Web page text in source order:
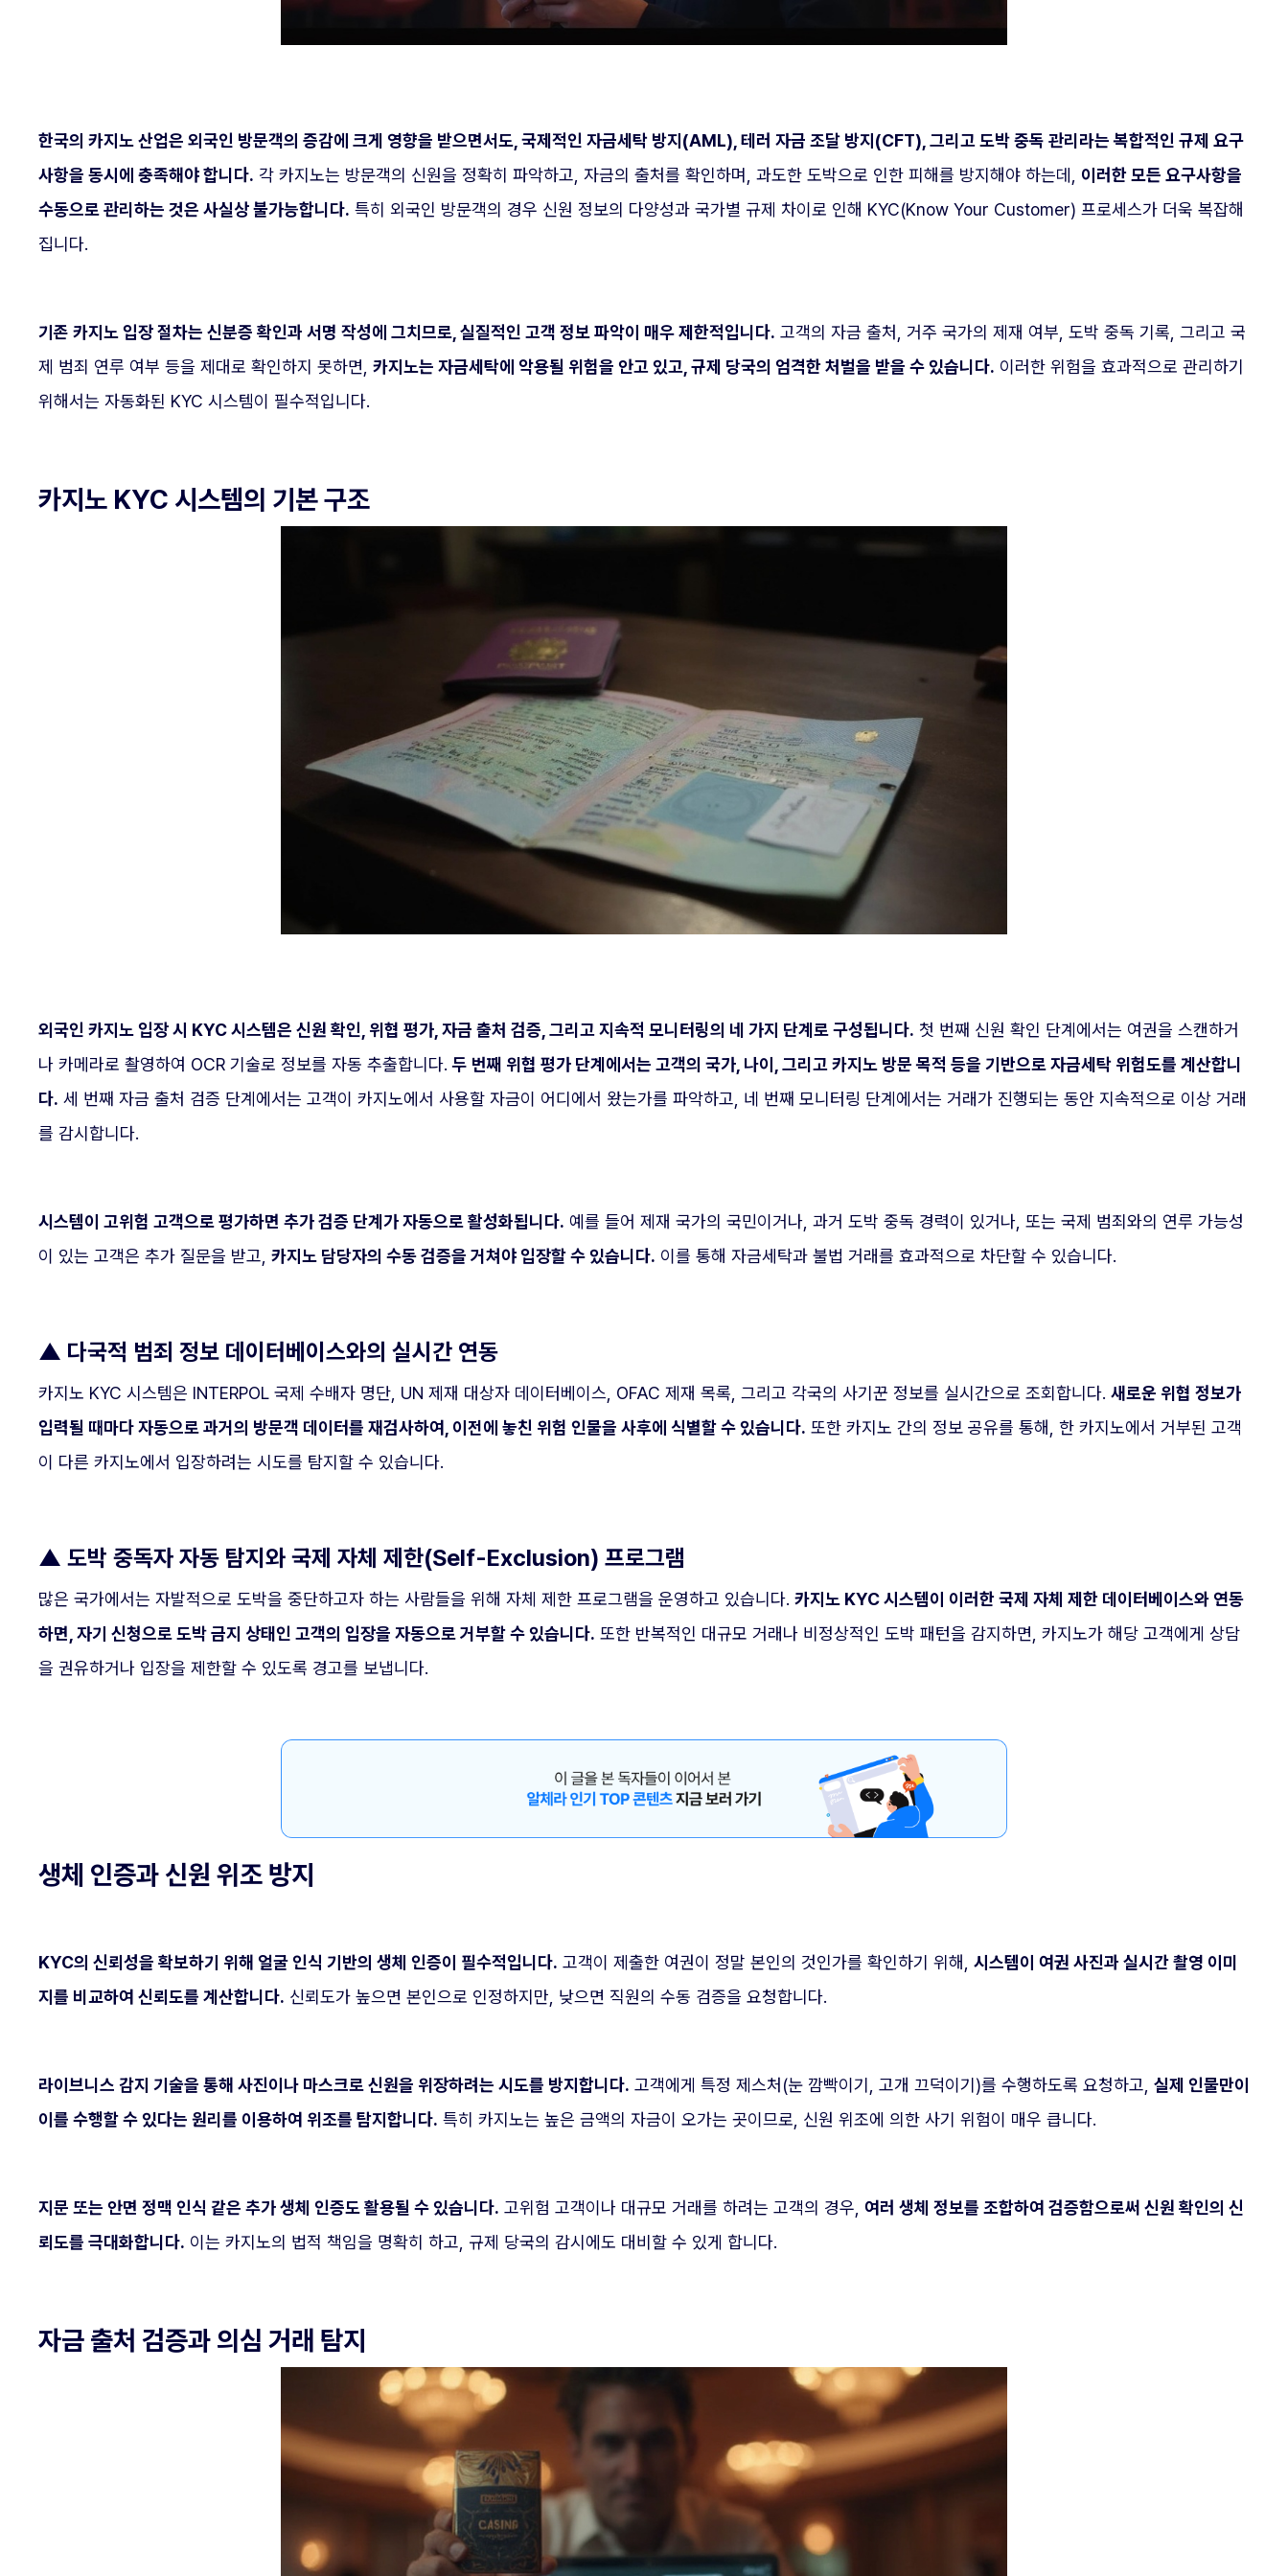
한국의 카지노 산업은 외국인 방문객의 증감에 크게 영향을 받으면서도, 국제적인 자금세탁 방지(AML), 테러 자금 조달 방지(CFT), 그리고 도박 중독 관리라는 복합적인 규제 요구
사항을 동시에 충족해야 합니다. 각 카지노는 방문객의 신원을 정확히 파악하고, 자금의 출처를 확인하며, 과도한 도박으로 인한 피해를 방지해야 하는데, 이러한 모든 요구사항을
수동으로 관리하는 것은 사실상 불가능합니다. 특히 외국인 방문객의 경우 신원 정보의 다양성과 국가별 규제 차이로 인해 KYC(Know Your Customer) 프로세스가 더욱 복잡해
집니다.
기존 카지노 입장 절차는 신분증 확인과 서명 작성에 그치므로, 실질적인 고객 정보 파악이 매우 제한적입니다. 고객의 자금 출처, 거주 국가의 제재 여부, 도박 중독 기록, 그리고 국
제 범죄 연루 여부 등을 제대로 확인하지 못하면, 카지노는 자금세탁에 악용될 위험을 안고 있고, 규제 당국의 엄격한 처벌을 받을 수 있습니다. 이러한 위험을 효과적으로 관리하기
위해서는 자동화된 KYC 시스템이 필수적입니다.
카지노 KYC 시스템의 기본 구조
외국인 카지노 입장 시 KYC 시스템은 신원 확인, 위협 평가, 자금 출처 검증, 그리고 지속적 모니터링의 네 가지 단계로 구성됩니다. 첫 번째 신원 확인 단계에서는 여권을 스캔하거
나 카메라로 촬영하여 OCR 기술로 정보를 자동 추출합니다.두 번째 위협 평가 단계에서는 고객의 국가, 나이, 그리고 카지노 방문 목적 등을 기반으로 자금세탁 위험도를 계산합니
다. 세 번째 자금 출처 검증 단계에서는 고객이 카지노에서 사용할 자금이 어디에서 왔는가를 파악하고, 네 번째 모니터링 단계에서는 거래가 진행되는 동안 지속적으로 이상 거래
를 감시합니다.
시스템이 고위험 고객으로 평가하면 추가 검증 단계가 자동으로 활성화됩니다. 예를 들어 제재 국가의 국민이거나, 과거 도박 중독 경력이 있거나, 또는 국제 범죄와의 연루 가능성
이 있는 고객은 추가 질문을 받고, 카지노 담당자의 수동 검증을 거쳐야 입장할 수 있습니다. 이를 통해 자금세탁과 불법 거래를 효과적으로 차단할 수 있습니다.
▲ 다국적 범죄 정보 데이터베이스와의 실시간 연동
카지노 KYC 시스템은 INTERPOL 국제 수배자 명단, UN 제재 대상자 데이터베이스, OFAC 제재 목록, 그리고 각국의 사기꾼 정보를 실시간으로 조회합니다. 새로운 위협 정보가
입력될 때마다 자동으로 과거의 방문객 데이터를 재검사하여, 이전에 놓친 위험 인물을 사후에 식별할 수 있습니다. 또한 카지노 간의 정보 공유를 통해, 한 카지노에서 거부된 고객
이 다른 카지노에서 입장하려는 시도를 탐지할 수 있습니다.
▲ 도박 중독자 자동 탐지와 국제 자체 제한(Self-Exclusion) 프로그램
많은 국가에서는 자발적으로 도박을 중단하고자 하는 사람들을 위해 자체 제한 프로그램을 운영하고 있습니다. 카지노 KYC 시스템이 이러한 국제 자체 제한 데이터베이스와 연동
하면, 자기 신청으로 도박 금지 상태인 고객의 입장을 자동으로 거부할 수 있습니다. 또한 반복적인 대규모 거래나 비정상적인 도박 패턴을 감지하면, 카지노가 해당 고객에게 상담
을 권유하거나 입장을 제한할 수 있도록 경고를 보냅니다.
생체 인증과 신원 위조 방지
KYC의 신뢰성을 확보하기 위해 얼굴 인식 기반의 생체 인증이 필수적입니다. 고객이 제출한 여권이 정말 본인의 것인가를 확인하기 위해, 시스템이 여권 사진과 실시간 촬영 이미
지를 비교하여 신뢰도를 계산합니다. 신뢰도가 높으면 본인으로 인정하지만, 낮으면 직원의 수동 검증을 요청합니다.
라이브니스 감지 기술을 통해 사진이나 마스크로 신원을 위장하려는 시도를 방지합니다. 고객에게 특정 제스처(눈 깜빡이기, 고개 끄덕이기)를 수행하도록 요청하고, 실제 인물만이
이를 수행할 수 있다는 원리를 이용하여 위조를 탐지합니다. 특히 카지노는 높은 금액의 자금이 오가는 곳이므로, 신원 위조에 의한 사기 위험이 매우 큽니다.
지문 또는 안면 정맥 인식 같은 추가 생체 인증도 활용될 수 있습니다. 고위험 고객이나 대규모 거래를 하려는 고객의 경우, 여러 생체 정보를 조합하여 검증함으로써 신원 확인의 신
뢰도를 극대화합니다. 이는 카지노의 법적 책임을 명확히 하고, 규제 당국의 감시에도 대비할 수 있게 합니다.
자금 출처 검증과 의심 거래 탐지